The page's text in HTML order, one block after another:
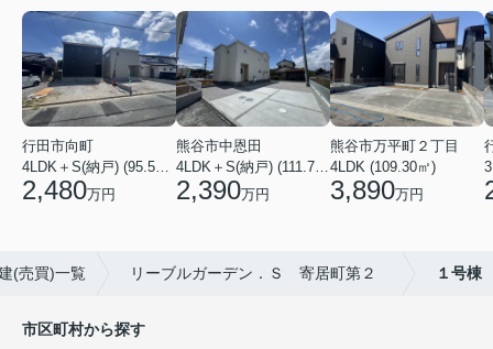
行田市向町
4LDK＋S(納戸) (95.58㎡)
2,480万円
熊谷市中恩田
4LDK＋S(納戸) (111.78㎡)
2,390万円
熊谷市万平町２丁目
4LDK (109.30㎡)
3,890万円
(売買)一覧 リーブルガーデン．Ｓ 寄居町第２ １号棟
市区町村から探す